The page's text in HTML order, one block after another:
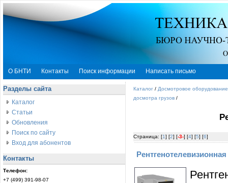
О БНТИ Контакты Поиск информации Написать письмо
Разделы сайта
Каталог
Статьи
Обновления
Поиск по сайту
Вход для абонентов
Контакты
Телефон:
+7 (499) 391-98-07
Каталог / Досмотровое оборудование
досмотра грузов /
Страница: [1] [2] [-3-] [4] [5] [6]